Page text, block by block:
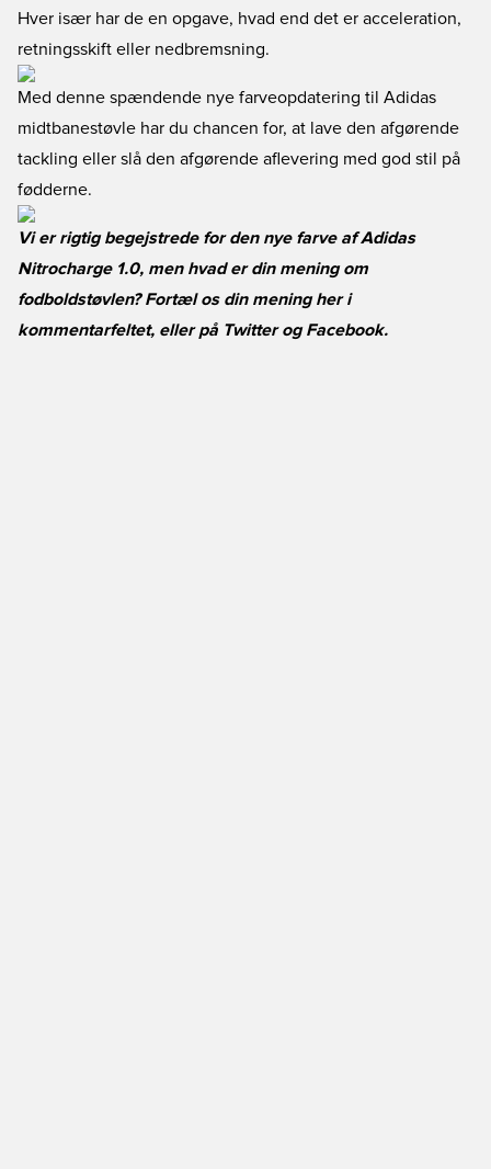
Hver især har de en opgave, hvad end det er acceleration,
retningsskift eller nedbremsning.
Med denne spændende nye farveopdatering til Adidas
midtbanestøvle har du chancen for, at lave den afgørende
tackling eller slå den afgørende aflevering med god stil på
fødderne.
Vi er rigtig begejstrede for den nye farve af Adidas
Nitrocharge 1.0, men hvad er din mening om
fodboldstøvlen? Fortæl os din mening her i
kommentarfeltet, eller på Twitter og Facebook.